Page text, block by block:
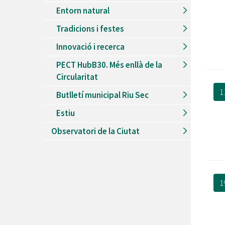
Entorn natural
Tradicions i festes
Innovació i recerca
PECT HubB30. Més enllà de la
Circularitat
Butlletí municipal Riu Sec
Estiu
Observatori de la Ciutat